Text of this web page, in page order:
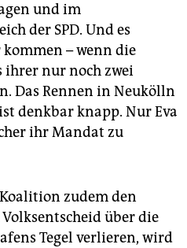
und im
der SPD. Und es
– wenn die
ihrer nur noch zwei
Das Rennen in Neukölln
denkbar knapp. Nur Eva
ihr Mandat zu
zudem den
über die
Tegel verlieren, wird